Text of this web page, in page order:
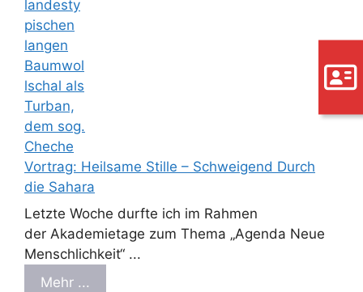
Vortrag: Heilsame Stille – Schweigend Durch
die Sahara
Letzte Woche durfte ich im Rahmen
der Akademietage zum Thema „Agenda Neue
Menschlichkeit“ ...
Mehr ...